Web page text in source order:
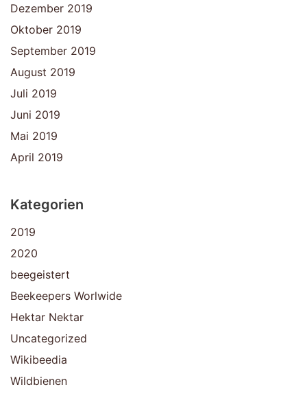
Dezember 2019
Oktober 2019
September 2019
August 2019
Juli 2019
Juni 2019
Mai 2019
April 2019
Kategorien
2019
2020
beegeistert
Beekeepers Worlwide
Hektar Nektar
Uncategorized
Wikibeedia
Wildbienen